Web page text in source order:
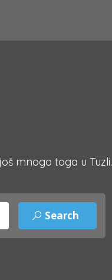
mnogo toga u Tuzli.